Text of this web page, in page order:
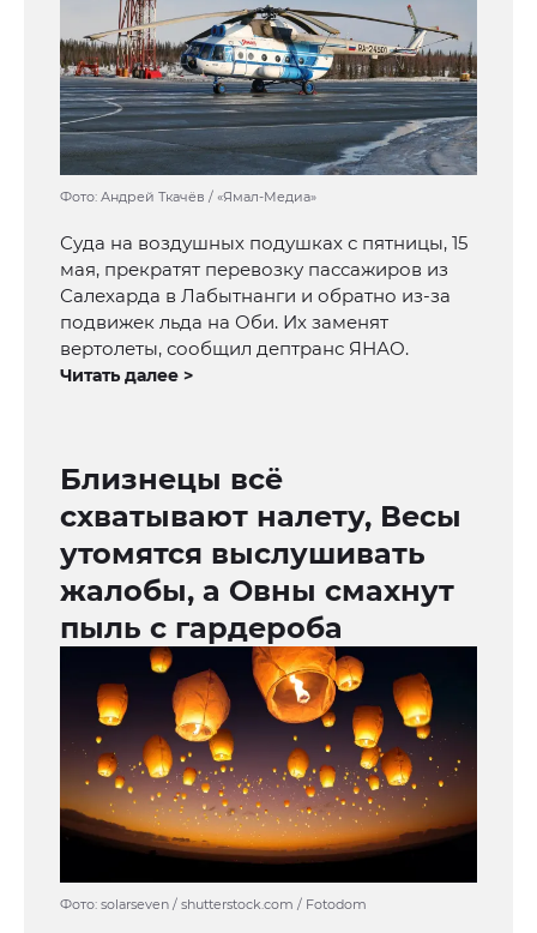
Фото: Андрей Ткачёв / «Ямал-Медиа»
Суда на воздушных подушках с пятницы, 15
мая, прекратят перевозку пассажиров из
Салехарда в Лабытнанги и обратно из-за
подвижек льда на Оби. Их заменят
вертолеты, сообщил дептранс ЯНАО.
Читать далее >
Близнецы всё
схватывают налету, Весы
утомятся выслушивать
жалобы, а Овны смахнут
пыль с гардероба
Фото: solarseven / shutterstock.com / Fotodom